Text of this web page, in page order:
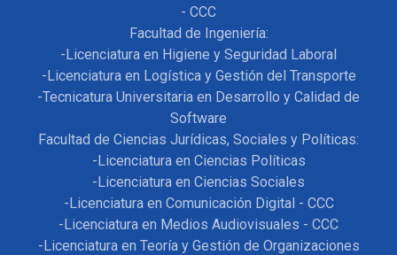
- CCC
Facultad de Ingeniería:
-Licenciatura en Higiene y Seguridad Laboral
-Licenciatura en Logística y Gestión del Transporte
-Tecnicatura Universitaria en Desarrollo y Calidad de
Software
Facultad de Ciencias Jurídicas, Sociales y Políticas:
-Licenciatura en Ciencias Políticas
-Licenciatura en Ciencias Sociales
-Licenciatura en Comunicación Digital - CCC
-Licenciatura en Medios Audiovisuales - CCC
-Licenciatura en Teoría y Gestión de Organizaciones